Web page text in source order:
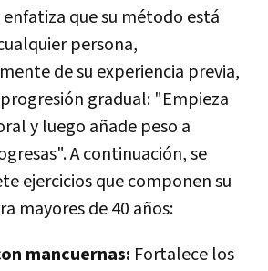
que su método está
persona,
de su experiencia previa,
gradual: "Empieza
y luego añade peso a
A continuación, se
ejercicios que componen su
mayores de 40 años:
mancuernas: Fortalece los